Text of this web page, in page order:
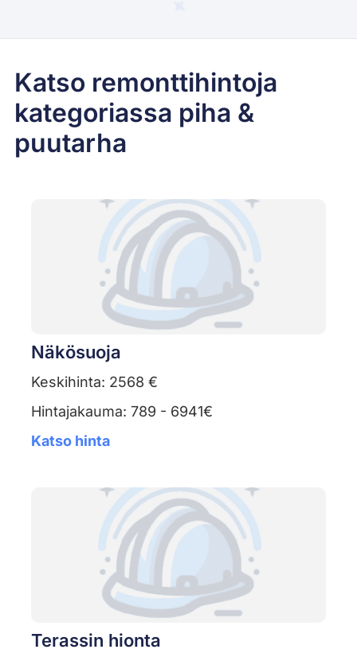
Katso remonttihintoja
kategoriassa piha &
puutarha
Näkösuoja
Keskihinta: 2568 €
Hintajakauma: 789 - 6941€
Katso hinta
Terassin hionta